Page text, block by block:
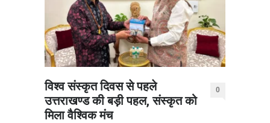
विश्व संस्कृत दिवस से पहले
उत्तराखण्ड की बड़ी पहल, संस्कृत को
मिला वैश्विक मंच
0